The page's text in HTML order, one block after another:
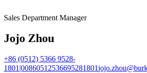
Sales Department Manager
Jojo Zhou
+86 (0512) 5366 9528-
1801|00860512536695281801